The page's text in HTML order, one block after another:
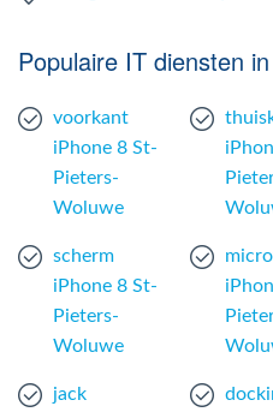
Populaire IT diensten
voorkant
iPhone 8 St-
Pieters-
Woluwe
scherm
iPhone 8 St-
Pieters-
Woluwe
jack